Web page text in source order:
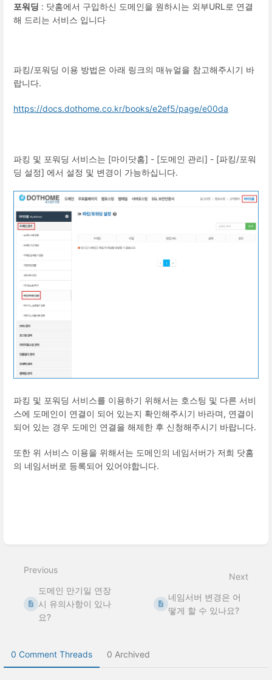
포워딩 : 닷홈에서 구입하신 도메인을 원하시는 외부URL로 연결
해 드리는 서비스 입니다
파킹/포워딩 이용 방법은 아래 링크의 매뉴얼을 참고해주시기 바
랍니다.
https://docs.dothome.co.kr/books/e2ef5/page/e00da
파킹 및 포워딩 서비스는 [마이닷홈] - [도메인 관리] - [파킹/포워
딩 설정] 에서 설정 및 변경이 가능하십니다.
파킹 및 포워딩 서비스를 이용하기 위해서는 호스팅 및 다른 서비
스에 도메인이 연결이 되어 있는지 확인해주시기 바라며, 연결이
되어 있는 경우 도메인 연결을 해제한 후 신청해주시기 바랍니다.
또한 위 서비스 이용을 위해서는 도메인의 네임서버가 저희 닷홈
의 네임서버로 등록되어 있어야합니다.​
mode
Previous
도메인 만기일 연장
시 유의사항이 있나
요?
Next
네임서버 변경은 어
떻게 할 수 있나요?
0 Comment Threads 0 Archived